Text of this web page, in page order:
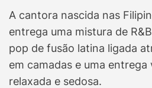
A cantora nascida nas
entrega uma mistura de
pop de fusão latina ligada
em camadas e uma entrega
relaxada e sedosa.